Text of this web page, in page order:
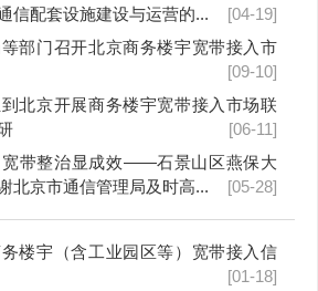
信配套设施建设与运营的...
[04-19]
部门召开北京商务楼宇宽带接入市
[09-10]
北京开展商务楼宇宽带接入市场联
[06-11]
宽带整治显成效——石景山区燕保大
北京市通信管理局及时高...
[05-28]
楼宇（含工业园区等）宽带接入信
[01-18]